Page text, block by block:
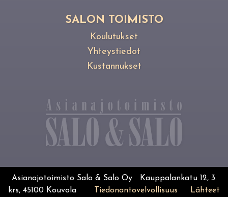
SALON TOIMISTO
Koulutukset
Yhteystiedot
Kustannukset
Asianajotoimisto Salo & Salo Oy Kauppalankatu 12, 3.
krs, 45100 Kouvola
Tiedonantovelvollisuus Lähteet